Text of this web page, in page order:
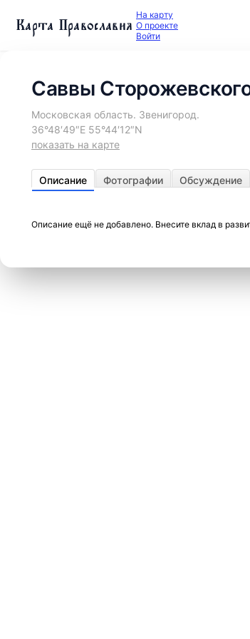
Карта Православия На карту
О проекте
Войти
Саввы
Московская область. Звенигород.
36°48′49″E 55°44′12″N
показать на карте
Описание Фотографии Обсуждение
Описание ещё не добавлено. Внесите вклад в